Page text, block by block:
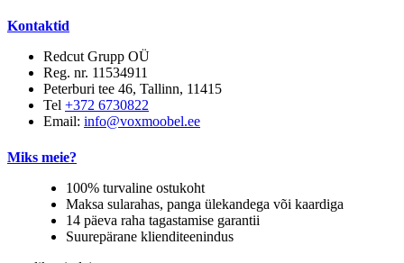
Kontaktid
Redcut Grupp OÜ
Reg. nr. 11534911
Peterburi tee 46, Tallinn, 11415
Tel +372 6730822
Email: info@voxmoobel.ee
Miks meie?
100% turvaline ostukoht
Maksa sularahas, panga ülekandega või kaardiga
14 päeva raha tagastamise garantii
Suurepärane klienditeenindus